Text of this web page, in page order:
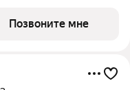
Закрытая
Позвоните мне